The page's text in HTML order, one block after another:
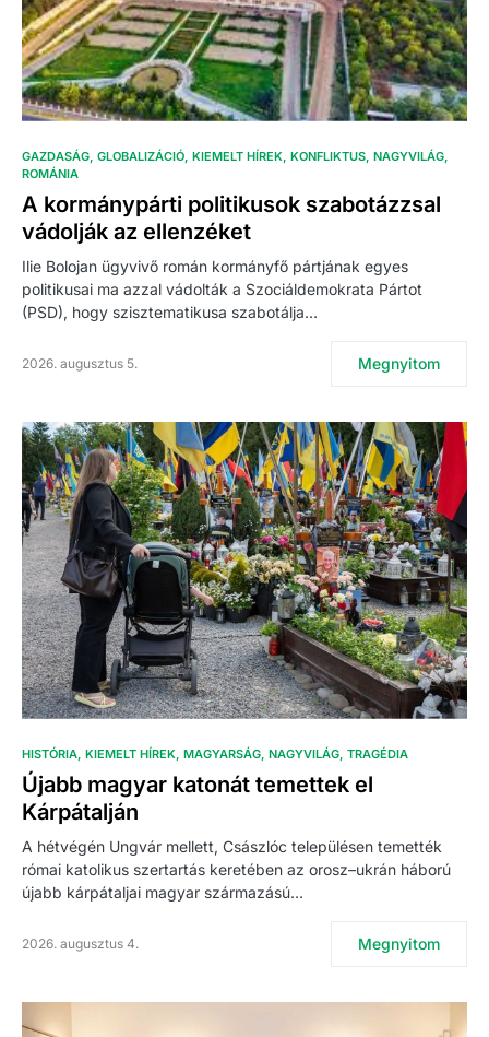
GAZDASÁG GLOBALIZÁCIÓ KIEMELT HÍREK KONFLIKTUS NAGYVILÁG
ROMÁNIA
A kormánypárti politikusok szabotázzsal
vádolják az ellenzéket
Ilie Bolojan ügyvivő román kormányfő pártjának egyes
politikusai ma azzal vádolták a Szociáldemokrata Pártot
(PSD), hogy szisztematikusa szabotálja…
2026. augusztus 5. Megnyitom
HISTÓRIA KIEMELT HÍREK MAGYARSÁG NAGYVILÁG TRAGÉDIA
Újabb magyar katonát temettek el
Kárpátalján
A hétvégén Ungvár mellett, Császlóc településen temették
római katolikus szertartás keretében az orosz–ukrán háború
újabb kárpátaljai magyar származású…
2026. augusztus 4. Megnyitom